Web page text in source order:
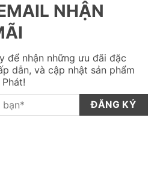
NHẬN
để nhận những ưu đãi đặc
dẫn, và cập nhật sản phẩm